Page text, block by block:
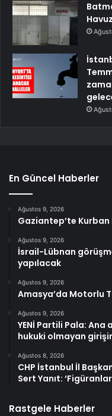
En Güncel Haberler
Ağustos 9, 2026
Gaziantep’te Kurban
Ağustos 9, 2026
İsrail-Lübnan
yapılacak
Ağustos 9, 2026
Amasya’da Motorlu
Ağustos 9, 2026
YENİ Partili Pala:
hukuki olmayan
Ağustos 8, 2026
CHP İstanbul İl
Sert Yanıt:
Rastgele Haberler